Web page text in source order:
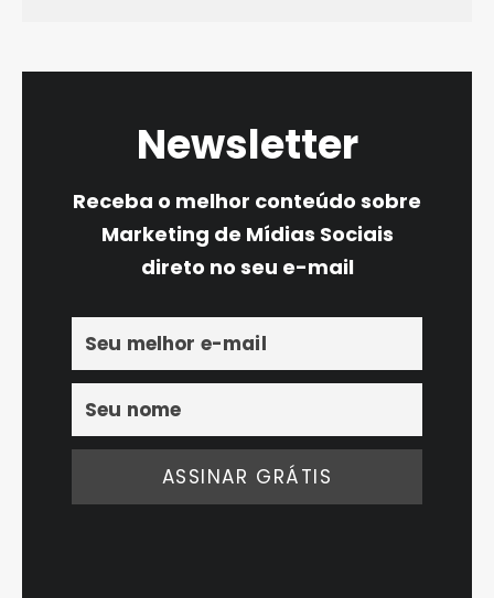
Newsletter
Receba o melhor conteúdo sobre
Marketing de Mídias Sociais
direto no seu e-mail